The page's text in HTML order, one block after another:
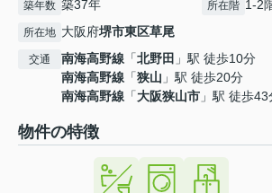
築年数 築37年 所在階 1-2
所在地 大阪府堺市東区草尾
交通 南海高野線 「北野田 」駅 徒歩10分
南海高野線 「狭山 」駅 徒歩20分
南海高野線 「大阪狭山市 」駅 徒歩43
物件の特徴